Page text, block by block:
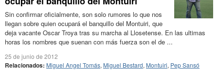
Sin confirmar oficialmente, son solo rumores lo que nos
llegan sobre quien ocupará el banquillo del Montuiri, que
deja vacante Oscar Troya tras su marcha al Llosetense. En las ultimas
horas los nombres que suenan con más fuerza son el de ...
25 de junio de 2012
Relacionados: Miguel Angel Tomás, Miguel Bestard, Montuiri, Pep Sansó